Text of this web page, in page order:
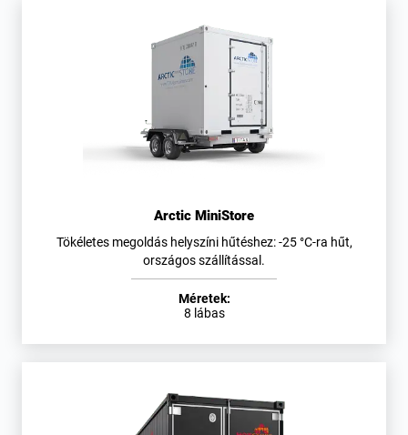
Arctic MiniStore
Tökéletes megoldás helyszíni hűtéshez: -25 °C-ra hűt,
országos szállítással.
Méretek:
8 lábas